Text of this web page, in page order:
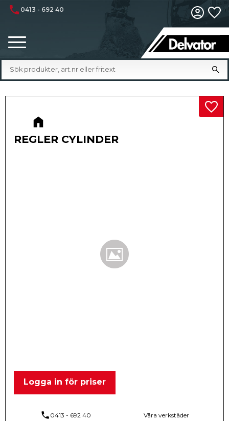
phone 0413 - 692 40
REGLER CYLINDER
Logga in för priser
phone 0413 - 692 40 Våra verkstäder